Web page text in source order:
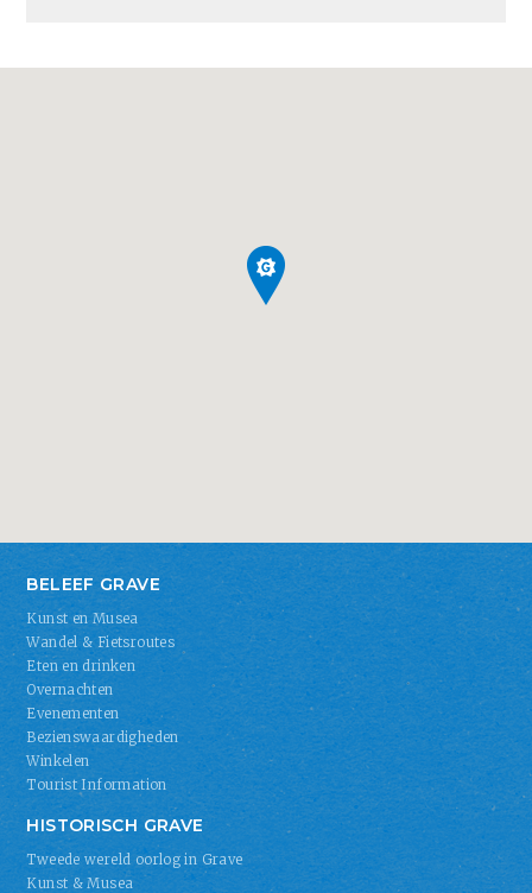
BELEEF GRAVE
Kunst en Musea
Wandel & Fietsroutes
Eten en drinken
Overnachten
Evenementen
Bezienswaardigheden
Winkelen
Tourist Information
HISTORISCH GRAVE
Tweede wereld oorlog in Grave
Kunst & Musea